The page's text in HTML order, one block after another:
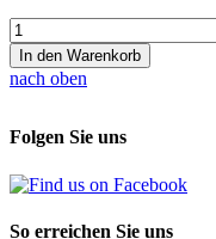
In den Warenkorb
nach oben
Folgen Sie uns
So erreichen Sie uns